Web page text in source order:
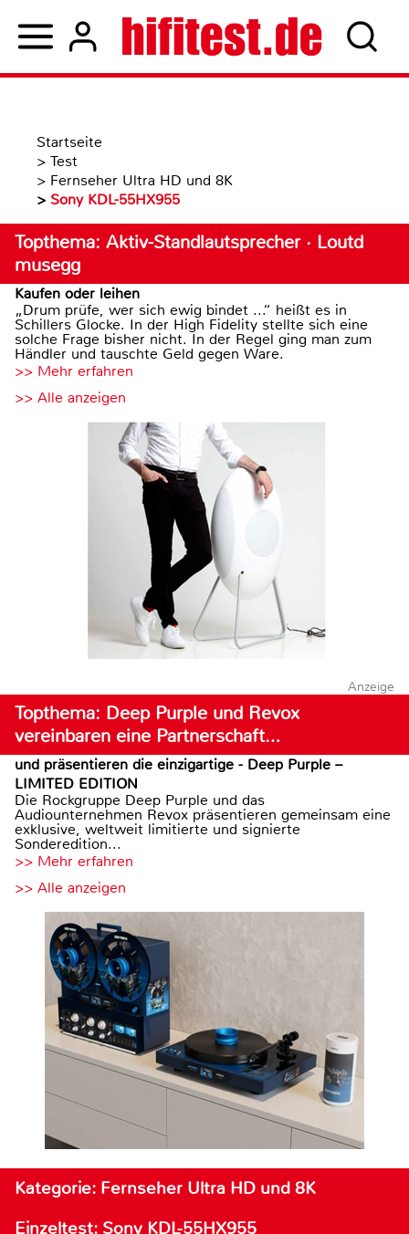
Startseite
> Test
> Fernseher Ultra HD und 8K
> Sony KDL-55HX955
Topthema: Aktiv-Standlautsprecher · Loutd
musegg
Kaufen oder leihen
„Drum prüfe, wer sich ewig bindet ...“ heißt es in
Schillers Glocke. In der High Fidelity stellte sich eine
solche Frage bisher nicht. In der Regel ging man zum
Händler und tauschte Geld gegen Ware.
>> Mehr erfahren
>> Alle anzeigen
Anzeige
Topthema: Deep Purple und Revox
vereinbaren eine Partnerschaft…
und präsentieren die einzigartige - Deep Purple –
LIMITED EDITION
Die Rockgruppe Deep Purple und das
Audiounternehmen Revox präsentieren gemeinsam eine
exklusive, weltweit limitierte und signierte
Sonderedition...
>> Mehr erfahren
>> Alle anzeigen
Kategorie: Fernseher Ultra HD und 8K
Einzeltest: Sony KDL-55HX955